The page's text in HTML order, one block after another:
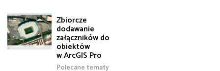
Zbiorcze
dodawanie
załączników do
obiektów
w ArcGIS Pro
Polecane tematy